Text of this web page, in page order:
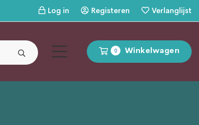
Log in Registeren Verlanglijst
0 Winkelwagen